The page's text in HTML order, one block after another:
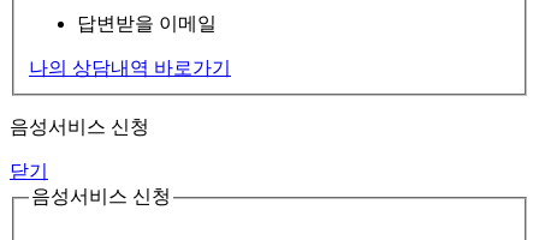
답변받을 이메일
나의 상담내역 바로가기
음성서비스 신청
닫기
음성서비스 신청